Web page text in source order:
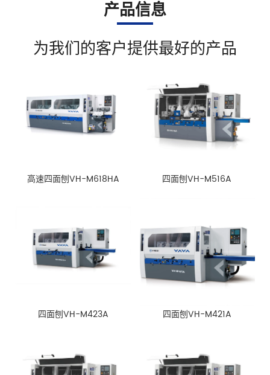
产品信息
为我们的客户提供最好的产品
高速四面刨VH-M618HA 四面刨VH-M516A
四面刨VH-M423A 四面刨VH-M421A